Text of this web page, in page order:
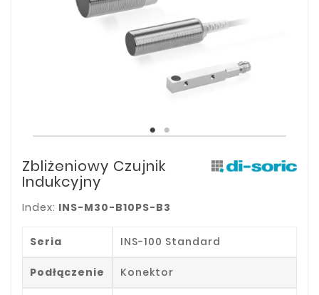
Zbliżeniowy Czujnik
Indukcyjny
Index: INS-M30-B10PS-B3
Seria INS-100 Standard
Podłączenie Konektor